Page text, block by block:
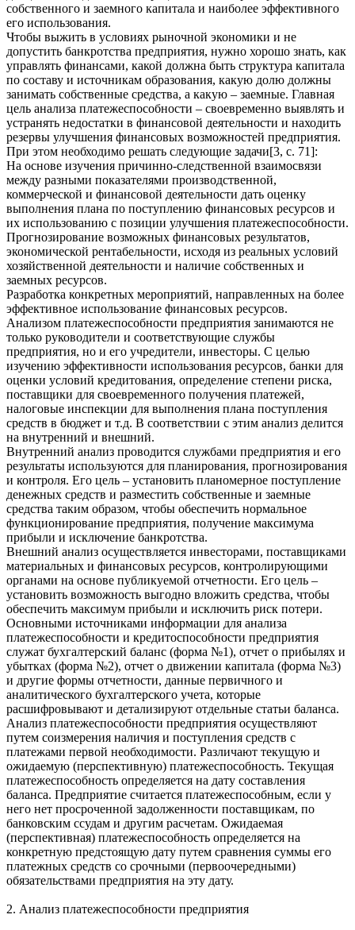
собственного и заемного капитала и наиболее эффективного
его использования.
Чтобы выжить в условиях рыночной экономики и не
допустить банкротства предприятия, нужно хорошо знать, как
управлять финансами, какой должна быть структура капитала
по составу и источникам образования, какую долю должны
занимать собственные средства, а какую – заемные. Главная
цель анализа платежеспособности – своевременно выявлять и
устранять недостатки в финансовой деятельности и находить
резервы улучшения финансовых возможностей предприятия.
При этом необходимо решать следующие задачи[3, с. 71]:
На основе изучения причинно-следственной взаимосвязи
между разными показателями производственной,
коммерческой и финансовой деятельности дать оценку
выполнения плана по поступлению финансовых ресурсов и
их использованию с позиции улучшения платежеспособности.
Прогнозирование возможных финансовых результатов,
экономической рентабельности, исходя из реальных условий
хозяйственной деятельности и наличие собственных и
заемных ресурсов.
Разработка конкретных мероприятий, направленных на более
эффективное использование финансовых ресурсов.
Анализом платежеспособности предприятия занимаются не
только руководители и соответствующие службы
предприятия, но и его учредители, инвесторы. С целью
изучению эффективности использования ресурсов, банки для
оценки условий кредитования, определение степени риска,
поставщики для своевременного получения платежей,
налоговые инспекции для выполнения плана поступления
средств в бюджет и т.д. В соответствии с этим анализ делится
на внутренний и внешний.
Внутренний анализ проводится службами предприятия и его
результаты используются для планирования, прогнозирования
и контроля. Его цель – установить планомерное поступление
денежных средств и разместить собственные и заемные
средства таким образом, чтобы обеспечить нормальное
функционирование предприятия, получение максимума
прибыли и исключение банкротства.
Внешний анализ осуществляется инвесторами, поставщиками
материальных и финансовых ресурсов, контролирующими
органами на основе публикуемой отчетности. Его цель –
установить возможность выгодно вложить средства, чтобы
обеспечить максимум прибыли и исключить риск потери.
Основными источниками информации для анализа
платежеспособности и кредитоспособности предприятия
служат бухгалтерский баланс (форма №1), отчет о прибылях и
убытках (форма №2), отчет о движении капитала (форма №3)
и другие формы отчетности, данные первичного и
аналитического бухгалтерского учета, которые
расшифровывают и детализируют отдельные статьи баланса.
Анализ платежеспособности предприятия осуществляют
путем соизмерения наличия и поступления средств с
платежами первой необходимости. Различают текущую и
ожидаемую (перспективную) платежеспособность. Текущая
платежеспособность определяется на дату составления
баланса. Предприятие считается платежеспособным, если у
него нет просроченной задолженности поставщикам, по
банковским ссудам и другим расчетам. Ожидаемая
(перспективная) платежеспособность определяется на
конкретную предстоящую дату путем сравнения суммы его
платежных средств со срочными (первоочередными)
обязательствами предприятия на эту дату.
2. Анализ платежеспособности предприятия